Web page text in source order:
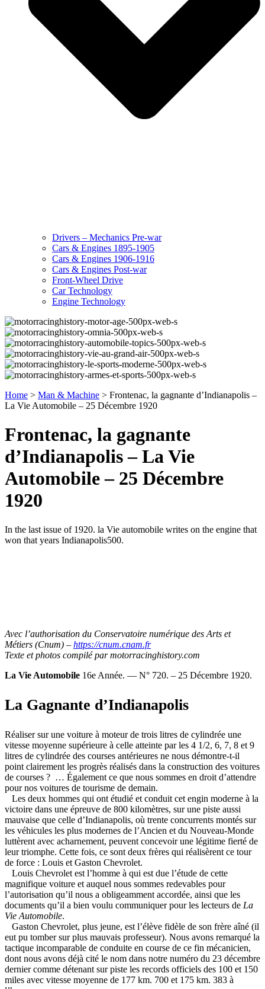
Drivers – Mechanics Pre-war
Cars & Engines 1895-1905
Cars & Engines 1906-1916
Cars & Engines Post-war
Front-Wheel Drive
Car Technology
Engine Technology
Home > Man & Machine > Frontenac, la gagnante d’Indianapolis –
La Vie Automobile – 25 Décembre 1920
Frontenac, la gagnante
d’Indianapolis – La Vie
Automobile – 25 Décembre
1920
In the last issue of 1920. la Vie automobile writes on the engine that
won that years Indianapolis500.
Avec l’authorisation du Conservatoire numérique des Arts et
Métiers (Cnum) – https://cnum.cnam.fr
Texte et photos compilé par motorracinghistory.com
La Vie Automobile 16e Année. — N° 720. – 25 Décembre 1920.
La Gagnante d’Indianapolis
Réaliser sur une voiture à moteur de trois litres de cylindrée une
vitesse moyenne supérieure à celle atteinte par les 4 1/2, 6, 7, 8 et 9
litres de cylindrée des courses antérieures ne nous démontre-t-il
point clairement les progrès réalisés dans la construction des voitures
de courses ? … Également ce que nous sommes en droit d’attendre
pour nos voitures de tourisme de demain.
Les deux hommes qui ont étudié et conduit cet engin moderne à la
victoire dans une épreuve de 800 kilomètres, sur une piste aussi
mauvaise que celle d’Indianapolis, où trente concurrents montés sur
les véhicules les plus modernes de l’Ancien et du Nouveau-Monde
luttèrent avec acharnement, peuvent concevoir une légitime fierté de
leur triomphe. Cette fois, ce sont deux frères qui réalisèrent ce tour
de force : Louis et Gaston Chevrolet.
Louis Chevrolet est l’homme à qui est due l’étude de cette
magnifique voiture et auquel nous sommes redevables pour
l’autorisation qu’il nous a obligeamment accordée, ainsi que les
documents qu’il a bien voulu communiquer pour les lecteurs de La
Vie Automobile.
Gaston Chevrolet, plus jeune, est l’élève fidèle de son frère aîné (il
eut pu tomber sur plus mauvais professeur). Nous avons remarqué la
tactique incomparable de conduite en course de ce fin mécanicien,
dont nous avons déjà cité le nom dans notre numéro du 23 décembre
dernier comme détenant sur piste les records officiels des 100 et 150
miles avec vitesse moyenne de 177 km. 700 et 175 km. 383 à